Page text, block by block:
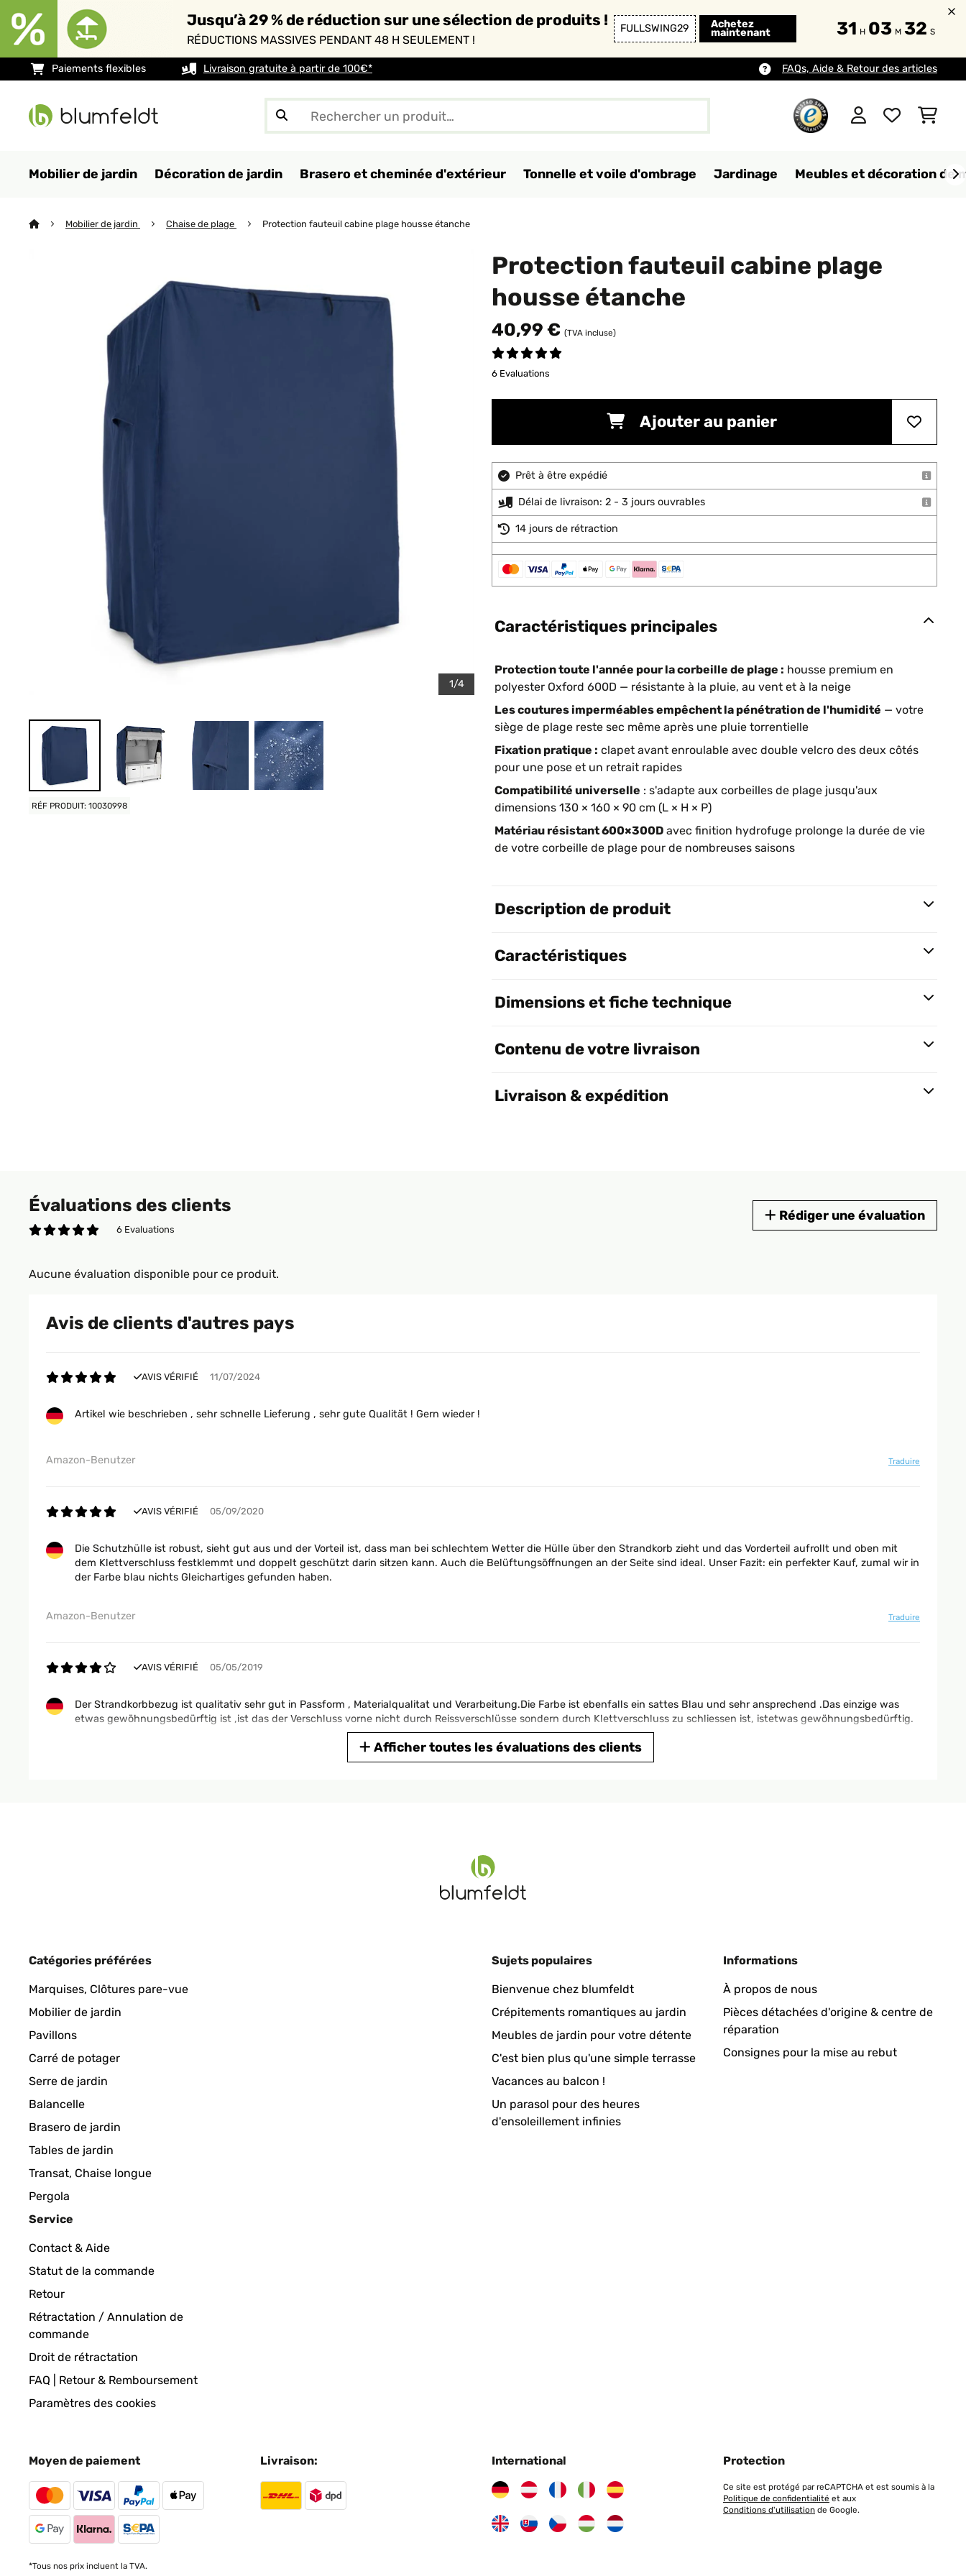
Jusqu’à 29 % de réduction sur une sélection de produits !
RÉDUCTIONS MASSIVES PENDANT 48 H SEULEMENT !
FULLSWING29 Achetez
maintenant 31 H 03 M 30 S
Paiements flexibles Livraison gratuite à partir de 100€* FAQs, Aide & Retour des articles
Mobilier de jardin Décoration de jardin Brasero et cheminée d'extérieur Tonnelle et voile d'ombrage Jardinage Meubles et décoration de
Mobilier de jardin Chaise de plage Protection fauteuil cabine plage housse étanche
1/4
RÉF PRODUIT: 10030998
Protection fauteuil cabine plage
housse étanche
40,99 € (TVA incluse)
6 Evaluations
Ajouter au panier
Prêt à être expédié
Délai de livraison: 2 - 3 jours ouvrables
14 jours de rétraction
Caractéristiques principales
Protection toute l'année pour la corbeille de plage : housse premium en
polyester Oxford 600D — résistante à la pluie, au vent et à la neige
Les coutures imperméables empêchent la pénétration de l'humidité — votre
siège de plage reste sec même après une pluie torrentielle
Fixation pratique : clapet avant enroulable avec double velcro des deux côtés
pour une pose et un retrait rapides
Compatibilité universelle : s'adapte aux corbeilles de plage jusqu'aux
dimensions 130 × 160 × 90 cm (L × H × P)
Matériau résistant 600×300D avec finition hydrofuge prolonge la durée de vie
de votre corbeille de plage pour de nombreuses saisons
Description de produit
Caractéristiques
Dimensions et fiche technique
Contenu de votre livraison
Livraison & expédition
Évaluations des clients
6 Evaluations
Rédiger une évaluation
Aucune évaluation disponible pour ce produit.
Avis de clients d'autres pays
AVIS VÉRIFIÉ 11/07/2024
Artikel wie beschrieben , sehr schnelle Lieferung , sehr gute Qualität ! Gern wieder !
Amazon-Benutzer Traduire
AVIS VÉRIFIÉ 05/09/2020
Die Schutzhülle ist robust, sieht gut aus und der Vorteil ist, dass man bei schlechtem Wetter die Hülle über den Strandkorb zieht und das Vorderteil aufrollt und oben mit
dem Klettverschluss festklemmt und doppelt geschützt darin sitzen kann. Auch die Belüftungsöffnungen an der Seite sind ideal. Unser Fazit: ein perfekter Kauf, zumal wir in
der Farbe blau nichts Gleichartiges gefunden haben.
Amazon-Benutzer Traduire
AVIS VÉRIFIÉ 05/05/2019
Der Strandkorbbezug ist qualitativ sehr gut in Passform , Materialqualitat und Verarbeitung.Die Farbe ist ebenfalls ein sattes Blau und sehr ansprechend .Das einzige was
etwas gewöhnungsbedürftig ist ,ist das der Verschluss vorne nicht durch Reissverschlüsse sondern durch Klettverschluss zu schliessen ist, istetwas gewöhnungsbedürftig.
benötigt nur noch einen Schraubendreher.Der Strandkorb ist schön bequem und lässt sich in 5 Stufen verstellen, man kann sogar darin liegen. Für Getränke gibt es zwei
kleine Tische zum Ausklappen. Leichte Regenschauer und Wind hält er gut ab, und ist ein schöner Hingucker im Garten.
AVIS VÉRIFIÉ
Traduire
I have always wanted a strandkorb and bought this following a holiday on the Baltic coast where they are a common sight. It is comfortable and much admired by friends
and neighbours. It arrived quickly but the packaging was rather flimsy and the paintwork was slightly damaged, but nothing too serious. An extravagant purchase but fun,
emailed Electronic Star who replied straight away that they would sort it out in a few days. They did, but were unable to supply the cushions so gave us a refund to cover
Afficher toutes les évaluations des clients
Catégories préférées
Marquises, Clôtures pare-vue
Mobilier de jardin
Pavillons
Carré de potager
Serre de jardin
Balancelle
Brasero de jardin
Tables de jardin
Transat, Chaise longue
Pergola
Sujets populaires
Bienvenue chez blumfeldt
Crépitements romantiques au jardin
Meubles de jardin pour votre détente
C'est bien plus qu'une simple terrasse
Vacances au balcon !
Un parasol pour des heures
d'ensoleillement infinies
Informations
À propos de nous
Pièces détachées d'origine & centre de
réparation
Consignes pour la mise au rebut
Service
Contact & Aide
Statut de la commande
Retour
Rétractation / Annulation de
commande
Droit de rétractation
FAQ | Retour & Remboursement
Paramètres des cookies
Moyen de paiement
*Tous nos prix incluent la TVA.
Livraison: International Protection
Ce site est protégé par reCAPTCHA et est soumis à la
Politique de confidentialité et aux
Conditions d'utilisation de Google.